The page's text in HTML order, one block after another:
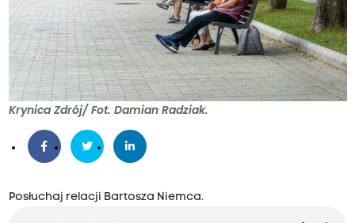
Krynica Zdrój/ Fot. Damian Radziak.
Posłuchaj relacji Bartosza Niemca.